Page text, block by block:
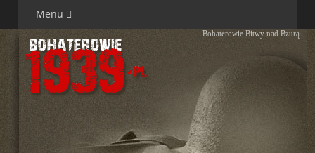
Menu
Bohaterowie Bitwy nad Bzurą